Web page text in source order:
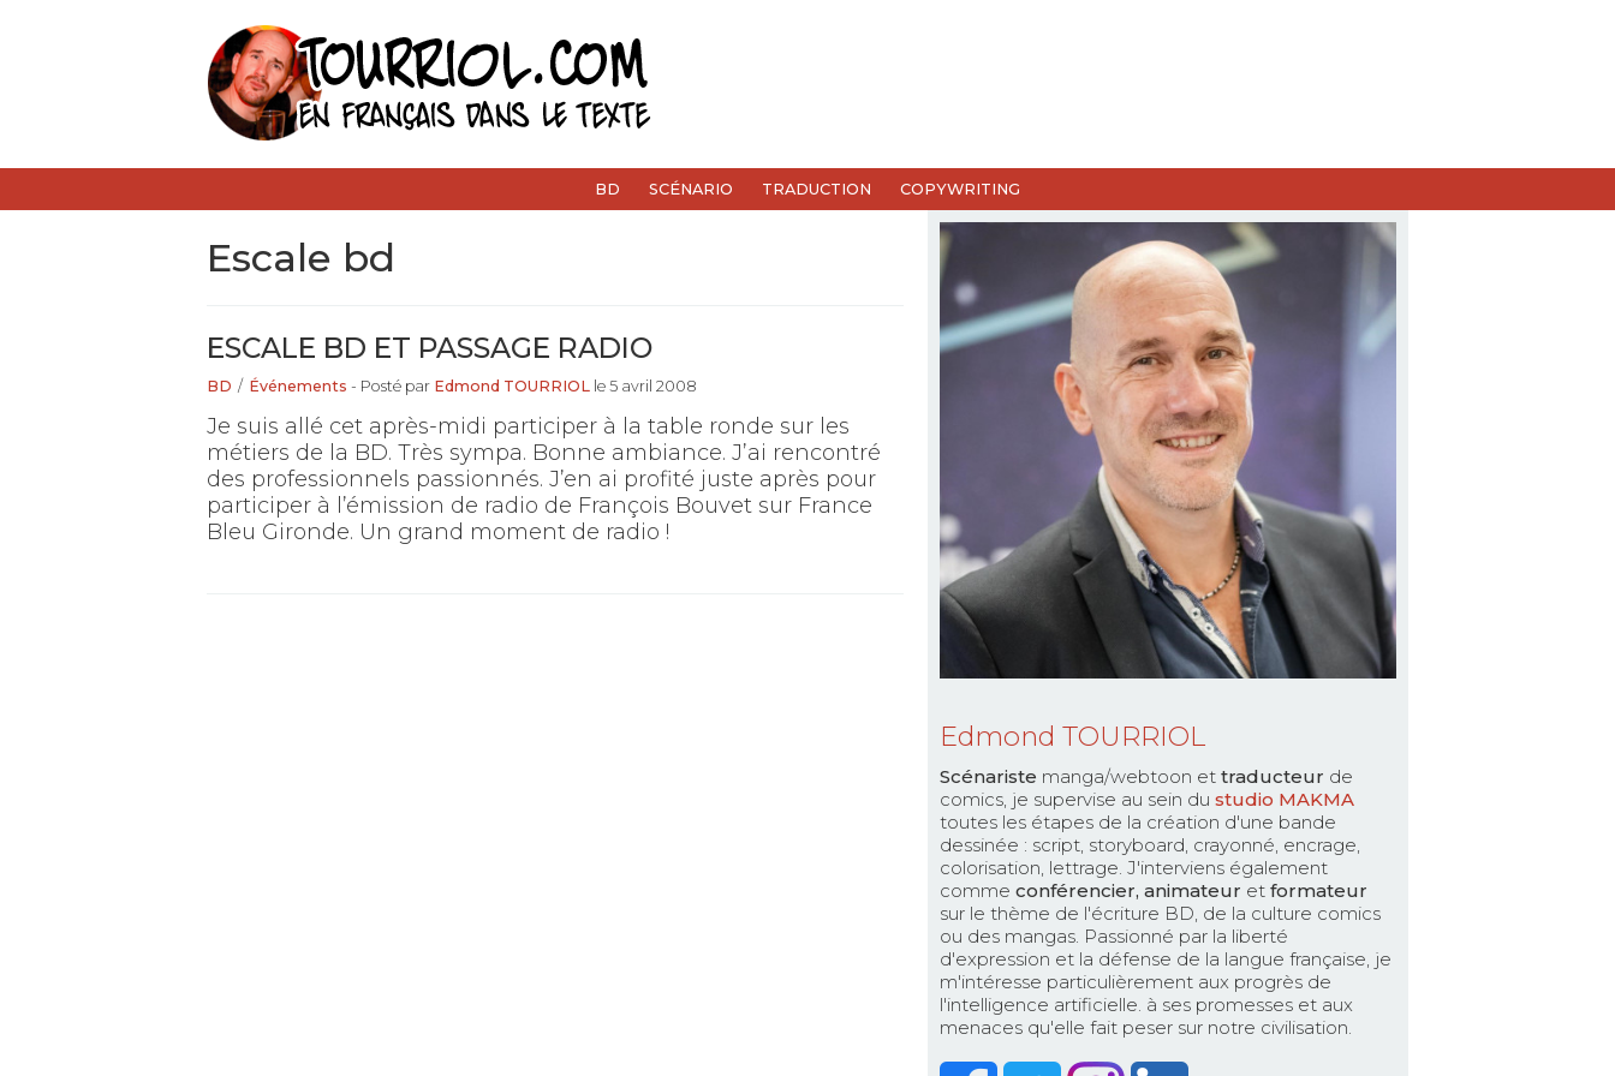
BD SCÉNARIO TRADUCTION COPYWRITING
escale bd
ESCALE BD ET PASSAGE RADIO
BD / Événements - Posté par Edmond TOURRIOL le 5 avril 2008
Je suis allé cet après-midi participer à la table ronde sur les
métiers de la BD. Très sympa. Bonne ambiance. J’ai rencontré
des professionnels passionnés. J’en ai profité juste après pour
participer à l’émission de radio de François Bouvet sur France
Bleu Gironde. Un grand moment de radio !
Edmond TOURRIOL
Scénariste manga/webtoon et traducteur de
comics, je supervise au sein du studio MAKMA
toutes les étapes de la création d'une bande
dessinée : script, storyboard, crayonné, encrage,
colorisation, lettrage. J'interviens également
comme conférencier, animateur et formateur
sur le thème de l'écriture BD, de la culture comics
ou des mangas. Passionné par la liberté
d'expression et la défense de la langue française, je
m'intéresse particulièrement aux progrès de
l'intelligence artificielle. à ses promesses et aux
menaces qu'elle fait peser sur notre civilisation.